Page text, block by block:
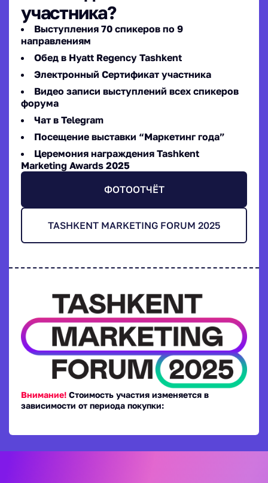
участника?
Выступления 70 спикеров по 9
направлениям
Обед в Hyatt Regency Tashkent
Электронный Сертификат участника
Видео записи выступлений всех спикеров
форума
Чат в Telegram
Посещение выставки “Маркетинг года”
Церемония награждения Tashkent
Marketing Awards 2025
ФОТООТЧЁТ
TASHKENT MARKETING FORUM 2025
Внимание! Стоимость участия изменяется в
зависимости от периода покупки: